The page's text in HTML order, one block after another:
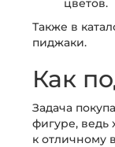
цветов.
Также в
пиджаки.
Как
Задача
фигуре, ведь
к отличному